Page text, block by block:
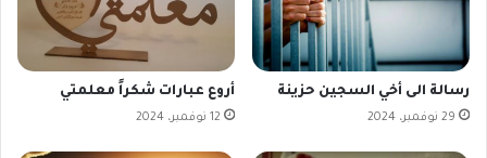
رسالة الى أخي السجين حزينة
29 نوفمبر، 2024
أروع عبارات شكراً معلمتي
12 نوفمبر، 2024